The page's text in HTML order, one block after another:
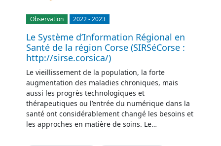
Observation 2022-2023
Le Système d’Information Régional en
Santé de la région Corse (SIRSéCorse :
http://sirse.corsica/)
Le vieillissement de la population, la forte
augmentation des maladies chroniques, mais
aussi les progrès technologiques et
thérapeutiques ou l’entrée du numérique dans la
santé ont considérablement changé les besoins et
les approches en matière de soins. Le…